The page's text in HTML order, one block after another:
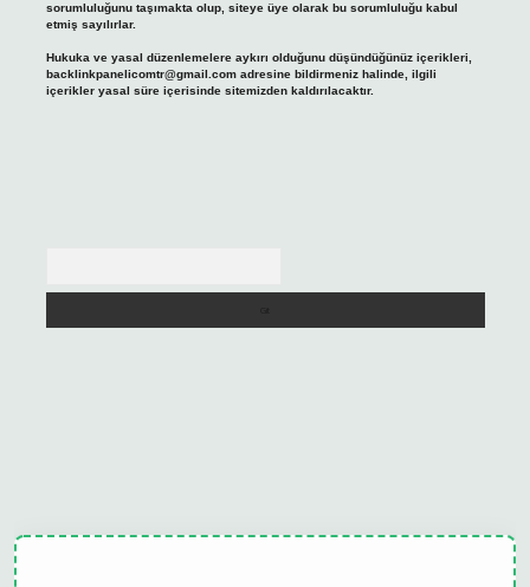
sorumluluğunu taşımakta olup, siteye üye olarak bu sorumluluğu kabul
etmiş sayılırlar.
Hukuka ve yasal düzenlemelere aykırı olduğunu düşündüğünüz içerikleri,
backlinkpanelicomtr@gmail.comadresine bildirmeniz halinde, ilgili
içerikler yasal süre içerisinde sitemizden kaldırılacaktır.